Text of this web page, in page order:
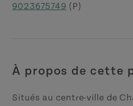
9023675749 (P)
À propos de cette
Situés au centre-ville de